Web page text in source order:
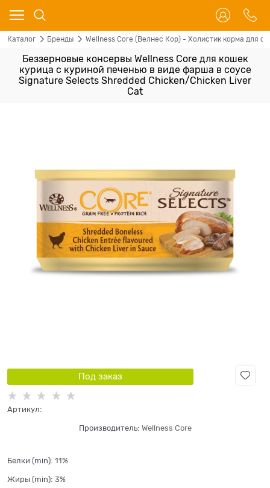
Каталог Бренды Wellness Core (Велнес Кор) - Холистик корма для
Беззерновые консервы Wellness Core для кошек
курица с куриной печенью в виде фарша в соусе
Signature Selects Shredded Chicken/Chicken Liver
Cat
Под заказ
Артикул:
Производитель: Wellness Core
Белки (min): 11%
Жиры (min): 3%